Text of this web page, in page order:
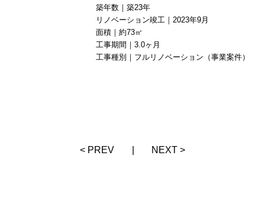
築年数｜築23年
リノベーション竣工｜2023年9月
面積｜約73㎡
工事期間｜3.0ヶ月
工事種別｜フルリノベーション（事業案件）
< PREV NEXT >